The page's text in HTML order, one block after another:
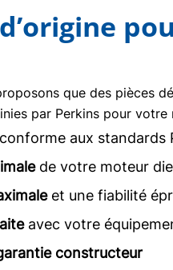
que des pièces
par Perkins pour
aux standards
de votre moteur
et une fiabilité
avec votre
constructeur